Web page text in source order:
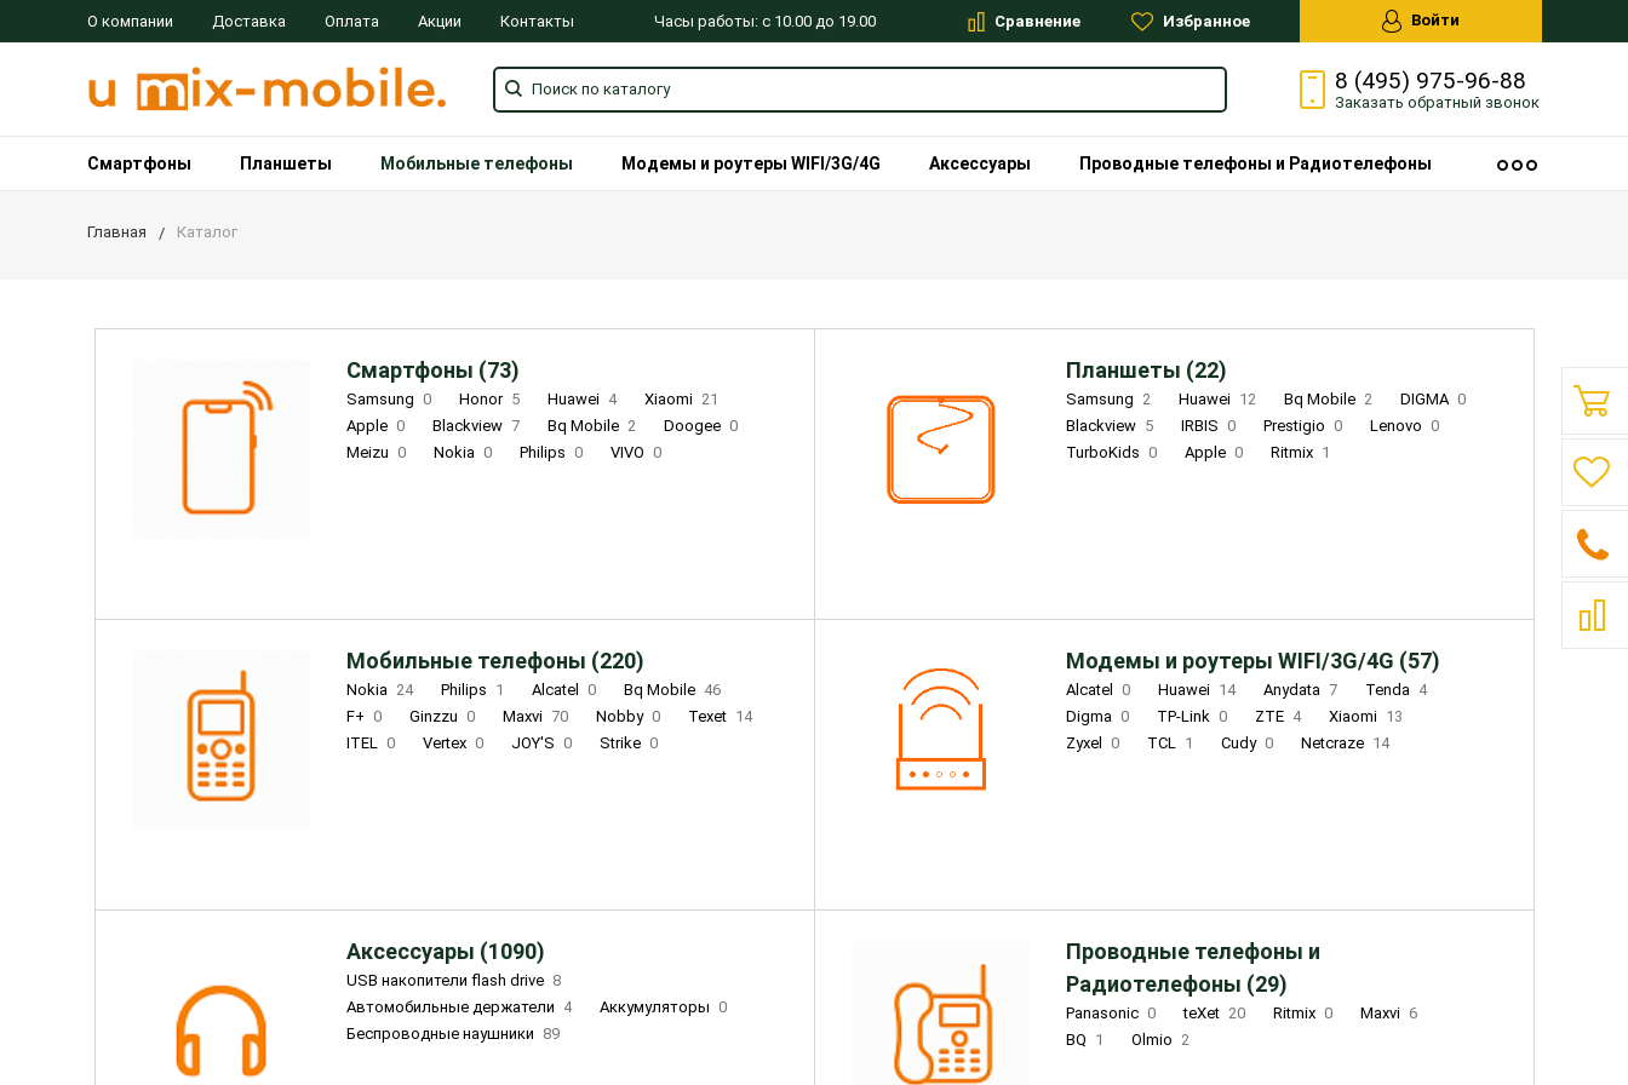
О компании Доставка Оплата Акции Контакты Часы работы: с 10.00 до 19.00 Сравнение Избранное Войти
8 (495) 975-96-88
Заказать обратный звонок
Смартфоны Планшеты Мобильные телефоны Модемы и роутеры WIFI/3G/4G Аксессуары Проводные телефоны и Радиотелефоны
Главная Каталог
Смартфоны (73)
Samsung 0 Honor 5 Huawei 4 Xiaomi 21
Apple 0 Blackview 7 Bq Mobile 2 Doogee 0
Meizu 0 Nokia 0 Philips 0 VIVO 0
Планшеты (22)
Samsung 2 Huawei 12 Bq Mobile 2 DIGMA 0
Blackview 5 IRBIS 0 Prestigio 0 Lenovo 0
TurboKids 0 Apple 0 Ritmix 1
Мобильные телефоны (220)
Nokia 24 Philips 1 Alcatel 0 Bq Mobile 46
F+ 0 Ginzzu 0 Maxvi 70 Nobby 0 Texet 14
ITEL 0 Vertex 0 JOY'S 0 Strike 0
Модемы и роутеры WIFI/3G/4G (57)
Alcatel 0 Huawei 14 Anydata 7 Tenda 4
Digma 0 TP-Link 0 ZTE 4 Xiaomi 13
Zyxel
0 TCL 1 Cudy 0 Netcraze 14
Аксессуары (1090)
USB накопители flash drive 8
Автомобильные держатели 4 Аккумуляторы 0
Беспроводные наушники 89
Проводные телефоны и
Радиотелефоны (29)
Panasonic 0 teXet 20 Ritmix 0 Maxvi 6
BQ 1 Olmio 2